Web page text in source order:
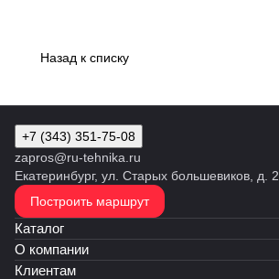
Назад к списку
+7 (343) 351-75-08
zapros@ru-tehnika.ru
Екатеринбург, ул. Старых большевиков, д. 2
Построить маршрут
Каталог
О компании
Клиентам